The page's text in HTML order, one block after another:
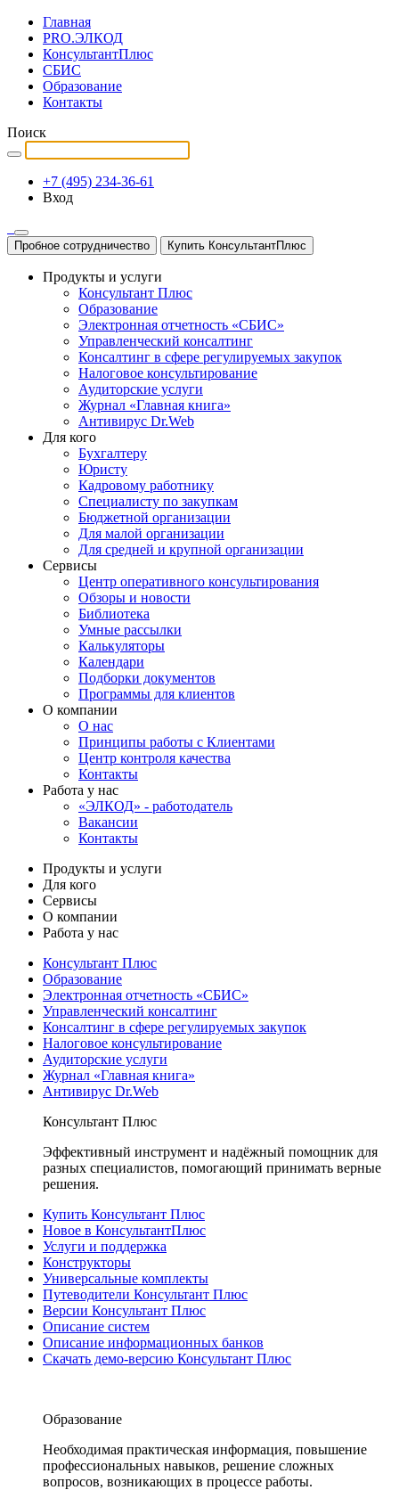
Главная
PRO.ЭЛКОД
КонсультантПлюс
СБИС
Образование
Контакты
Поиск
+7 (495) 234-36-61
Вход
Пробное сотрудничество Купить КонсультантПлюс
Продукты и услуги
Консультант Плюс
Образование
Электронная отчетность «СБИС»
Управленческий консалтинг
Консалтинг в сфере регулируемых закупок
Налоговое консультирование
Аудиторские услуги
Журнал «Главная книга»
Антивирус Dr.Web
Для кого
Бухгалтеру
Юристу
Кадровому работнику
Специалисту по закупкам
Бюджетной организации
Для малой организации
Для средней и крупной организации
Сервисы
Центр оперативного консультирования
Обзоры и новости
Библиотека
Умные рассылки
Калькуляторы
Календари
Подборки документов
Программы для клиентов
О компании
О нас
Принципы работы с Клиентами
Центр контроля качества
Контакты
Работа у нас
«ЭЛКОД» - работодатель
Вакансии
Контакты
Продукты и услуги
Для кого
Сервисы
О компании
Работа у нас
Консультант Плюс
Образование
Электронная отчетность «СБИС»
Управленческий консалтинг
Консалтинг в сфере регулируемых закупок
Налоговое консультирование
Аудиторские услуги
Журнал «Главная книга»
Антивирус Dr.Web
Консультант Плюс
Эффективный инструмент и надёжный помощник для
разных специалистов, помогающий принимать верные
решения.
Купить Консультант Плюс
Новое в КонсультантПлюс
Услуги и поддержка
Конструкторы
Универсальные комплекты
Путеводители Консультант Плюс
Версии Консультант Плюс
Описание систем
Описание информационных банков
Скачать демо-версию Консультант Плюс
Образование
Необходимая практическая информация, повышение
профессиональных навыков, решение сложных
вопросов, возникающих в процессе работы.